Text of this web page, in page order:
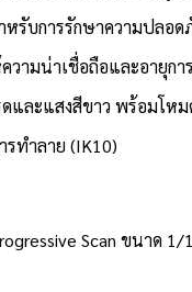
หรับการรักษาความปลอ
ามน่าเชื่อถือและอายุก
และแสงสีขาว พร้อมโห
ทำลาย (IK10)
Scan ขนาด 1/